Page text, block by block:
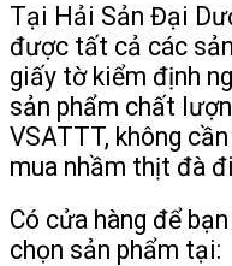
Tại Hải Sản Đại
được tất cả các
giấy tờ kiểm định
sản phẩm chất
VSATTT, không
mua nhầm thịt đà
Có cửa hàng để
chọn sản phẩm tại: